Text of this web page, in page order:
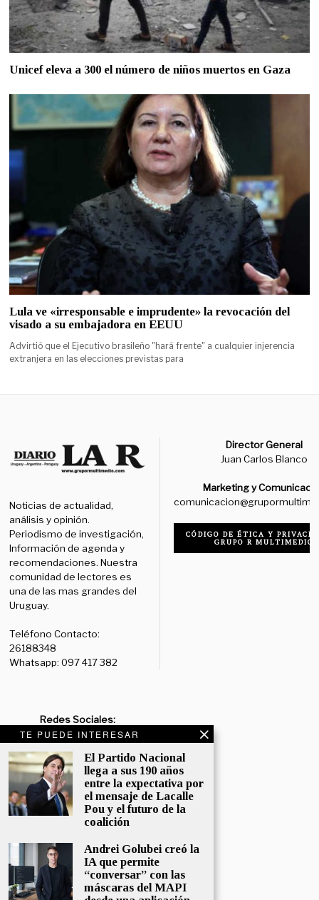
TE PUEDE INTERESAR
El Partido Nacional
llega a sus 190 años
entre la expectativa por
el mensaje de Lacalle
Pou y el futuro de la
coalición
Andrei Golubei creó la
IA que permite
“conversar” con las
máscaras del MAPI
Unicef eleva a 300 el número de niños muertos en Gaza
Lula ve «irresponsable e imprudente» la revocación del
visado a su embajadora en EEUU
Advirtió que el Ejecutivo brasileño "hará frente" a cualquier injerencia
extranjera en las elecciones previstas para
Noticias de actualidad,
análisis y opinión.
Periodismo de investigación,
Información de agenda y
recomendaciones. Nuestra
comunidad de lectores es
una de las mas grandes del
Uruguay.
Teléfono Contacto:
26188348
Whatsapp: 097 417 382
Director General
Juan Carlos Blanco
Marketing y
CÓDIGO DE ÉTICA Y
GRUPO R MULTIMEDIO
Redes Sociales:
Diario:Facebook: /diariolaruy
@diariolar_uy
Departamento Comercial:
comercial@grupormultimedio.com
avisos@grupormultimedio.com
Administración:
administracion@grupormultimedio.com